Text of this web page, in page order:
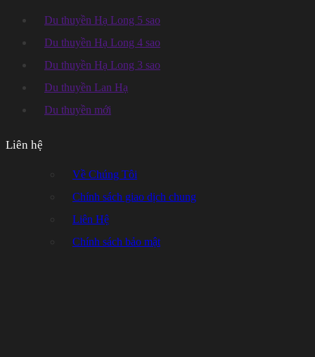
Du thuyền Hạ Long 5 sao
Du thuyền Hạ Long 4 sao
Du thuyền Hạ Long 3 sao
Du thuyền Lan Hạ
Du thuyền mới
Liên hệ
Về Chúng Tôi
Chính sách giao dịch chung
Liên Hệ
Chính sách bảo mật